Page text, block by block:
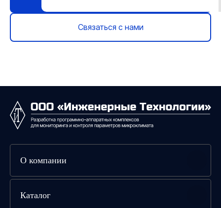
Связаться с нами
О компании
Каталог
+7 (800) 700-18-70